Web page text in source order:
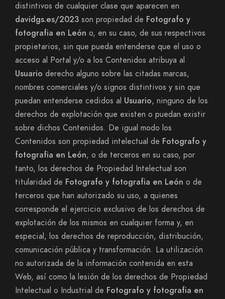
distintivos de cualquier clase que aparecen en
davidgs.es/2023 son propiedad de Fotografo y
fotografia en León o, en su caso, de sus respectivos
propietarios, sin que pueda entenderse que el uso o
acceso al Portal y/o a los Contenidos atribuya al
Usuario derecho alguno sobre las citadas marcas,
nombres comerciales y/o signos distintivos y sin que
puedan entenderse cedidos al Usuario, ninguno de los
derechos de explotación que existen o puedan existir
sobre dichos Contenidos. De igual modo los
Contenidos son propiedad intelectual de Fotografo y
fotografia en León, o de terceros en su caso, por
tanto, los derechos de Propiedad Intelectual son
titularidad de Fotografo y fotografia en León o de
terceros que han autorizado su uso, a quienes
corresponde el ejercicio exclusivo de los derechos de
explotación de los mismos en cualquier forma y, en
especial, los derechos de reproducción, distribución,
comunicación pública y transformación. La utilización
no autorizada de la información contenida en esta
Web, así como la lesión de los derechos de Propiedad
Intelectual o Industrial de Fotografo y fotografia en